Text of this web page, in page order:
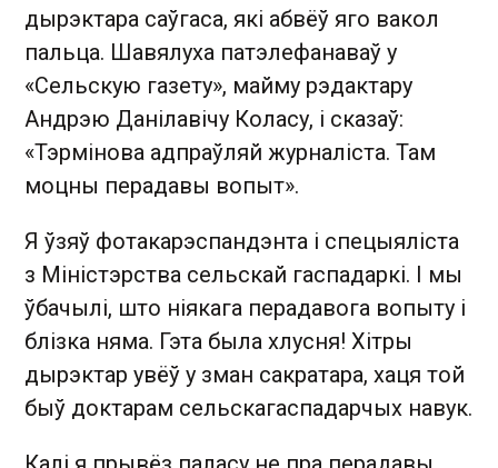
дырэктара саўгаса, які абвёў яго вакол
пальца. Шавялуха патэлефанаваў у
«Сельскую газету», майму рэдактару
Андрэю Данілавічу Коласу, і сказаў:
«Тэрмінова адпраўляй журналіста. Там
моцны перадавы вопыт».
Я ўзяў фотакарэспандэнта і спецыяліста
з Міністэрства сельскай гаспадаркі. І мы
ўбачылі, што ніякага перадавога вопыту і
блізка няма. Гэта была хлусня! Хітры
дырэктар увёў у зман сакратара, хаця той
быў доктарам сельскагаспадарчых навук.